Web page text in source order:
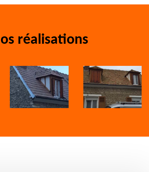
réalisations